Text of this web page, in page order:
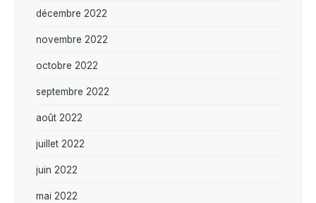
décembre 2022
novembre 2022
octobre 2022
septembre 2022
août 2022
juillet 2022
juin 2022
mai 2022